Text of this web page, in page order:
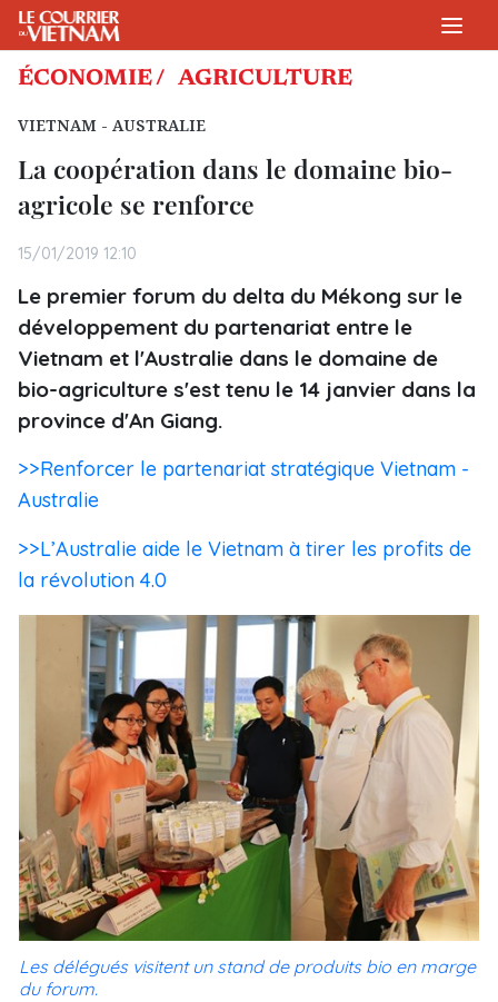
ÉCONOMIE / AGRICULTURE
VIETNAM - AUSTRALIE
La coopération dans le domaine bio-
agricole se renforce
15/01/2019 12:10
Le premier forum du delta du Mékong sur le
développement du partenariat entre le
Vietnam et l'Australie dans le domaine de
bio-agriculture s'est tenu le 14 janvier dans la
province d'An Giang.
>>Renforcer le partenariat stratégique Vietnam -
Australie
>>L’Australie aide le Vietnam à tirer les profits de
la révolution 4.0
Les délégués visitent un stand de produits bio en marge
du forum.